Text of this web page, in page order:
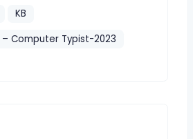
KB
– Computer Typist-2023